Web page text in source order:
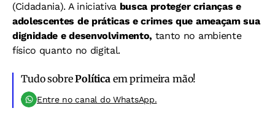
(Cidadania). A iniciativa busca proteger crianças e
adolescentes de práticas e crimes que ameaçam sua
dignidade e desenvolvimento, tanto no ambiente
físico quanto no digital.
Tudo sobrePolíticaem primeira mão!
Entre no canal do WhatsApp.